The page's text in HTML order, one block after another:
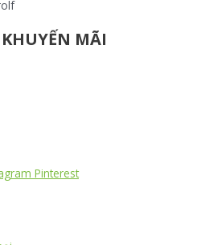
MÃI
Pinterest